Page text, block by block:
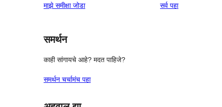
परीक्षणे
तारांकित
माझे समीक्षा जोडा सर्वपुनरावलोकने
पहा
समर्थन
काही सांगायचे आहे? मदत पाहिजे?
समर्थन चर्चामंच पहा